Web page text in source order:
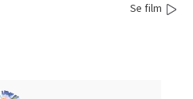
Se film